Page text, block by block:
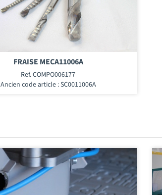
FRAISE MECA11006A
Ref. COMPO006177
Ancien code article : SC0011006A